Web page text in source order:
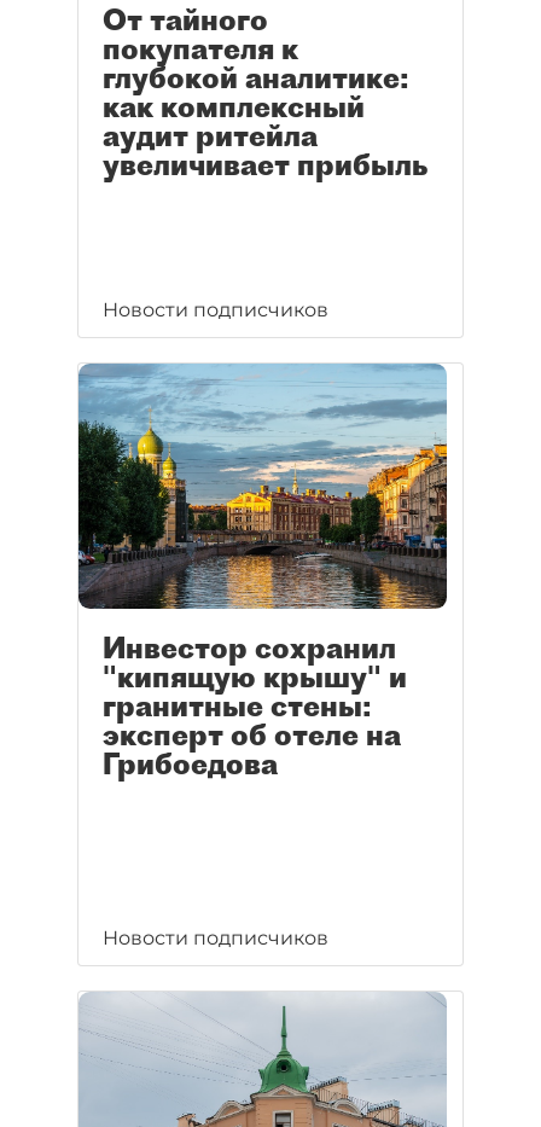
От тайного
покупателя к
глубокой аналитике:
как комплексный
аудит ритейла
увеличивает прибыль
Новости подписчиков
Инвестор сохранил
"кипящую крышу" и
гранитные стены:
эксперт об отеле на
Грибоедова
Новости подписчиков